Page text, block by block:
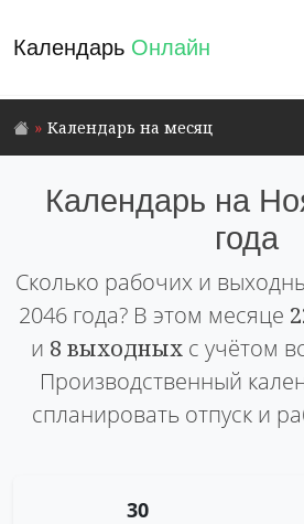
Календарь Онлайн
Календарь на месяц
Календарь на
года
Сколько рабочих и
2046 года? В этом месяце
и 8 выходныхс учётом
Производственный
спланировать отпуск и
30